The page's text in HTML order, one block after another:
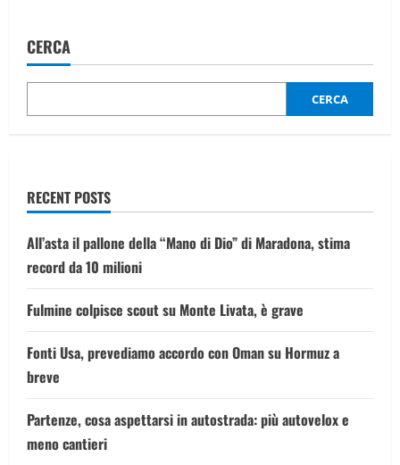
CERCA
CERCA
RECENT POSTS
All’asta il pallone della “Mano di Dio” di Maradona, stima
record da 10 milioni
Fulmine colpisce scout su Monte Livata, è grave
Fonti Usa, prevediamo accordo con Oman su Hormuz a
breve
Partenze, cosa aspettarsi in autostrada: più autovelox e
meno cantieri